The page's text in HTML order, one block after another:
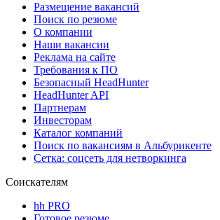
Размещение вакансий
Поиск по резюме
О компании
Наши вакансии
Реклама на сайте
Требования к ПО
Безопасный HeadHunter
HeadHunter API
Партнерам
Инвесторам
Каталог компаний
Поиск по вакансиям в Альбурикенте
Сетка: соцсеть для нетворкинга
Соискателям
hh PRO